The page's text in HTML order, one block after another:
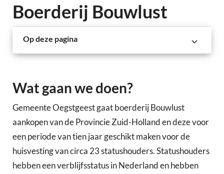
Boerderij Bouwlust
Op deze pagina
Wat gaan we doen?
Gemeente Oegstgeest gaat boerderij Bouwlust
aankopen van de Provincie Zuid-Holland en deze voor
een periode van tien jaar geschikt maken voor de
huisvesting van circa 23 statushouders. Statushouders
hebben een verblijfsstatus in Nederland en hebben